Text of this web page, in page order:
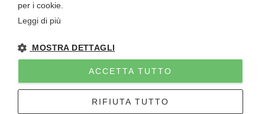
La tua Lista in Viaggio…
Gitan viaggiNOTE LEGALI-PRIVACY- DIRETTIVA UE 2015/2032
P.I. E C.F. 01922670227 - CAPITALE SOCIALE I.V. 10.000 EURO
per i cookie.
Leggi di più
MOSTRA DETTAGLI
ACCETTA TUTTO
RIFIUTA TUTTO